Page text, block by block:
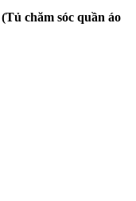
chăm sóc quần áo